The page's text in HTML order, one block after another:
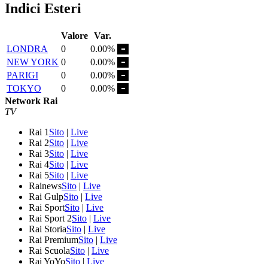
Indici Esteri
Valore Var.
LONDRA
0
0.00%
NEW YORK 0
0.00%
PARIGI
0
0.00%
TOKYO
0
0.00%
Network Rai
TV
Rai 1 Sito | Live
Rai 2Sito | Live
Rai 3Sito | Live
Rai 4Sito | Live
Rai 5Sito | Live
RainewsSito | Live
Rai GulpSito | Live
Rai SportSito | Live
Rai Sport 2Sito | Live
Rai StoriaSito | Live
Rai PremiumSito | Live
Rai ScuolaSito | Live
Rai YoYoSito | Live